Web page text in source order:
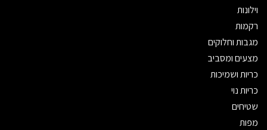
וילונות
רקמות
מגבות וחלוקים
מצעים ומסביב
כריות ושמיכות
כריות נוי
שטיחים
מפות